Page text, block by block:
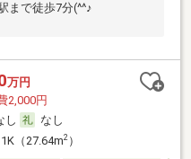
まで徒歩7分(^^♪
万円
2,000円
し
なし
（27.64m2）